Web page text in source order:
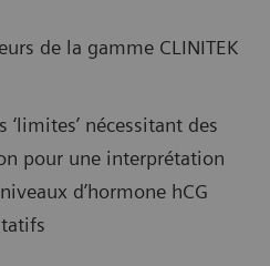
de la gamme CLINITEK
‘limites’ nécessitant des
pour une interprétation
d’hormone hCG